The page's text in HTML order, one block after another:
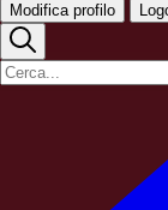
Modifica profilo